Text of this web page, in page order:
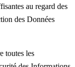
au regard des
des Données
toutes les